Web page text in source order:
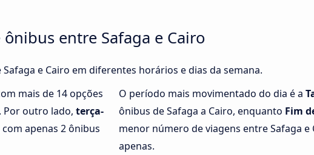
entre Safaga e Cairo
e Cairo em diferentes horários e dias da semana.
mais de 14 opções
Por outro lado, terça-
apenas 2 ônibus
O período mais movimentado do dia é a
ônibus de Safaga a Cairo, enquanto Fim
menor número de viagens entre Safaga e
apenas.